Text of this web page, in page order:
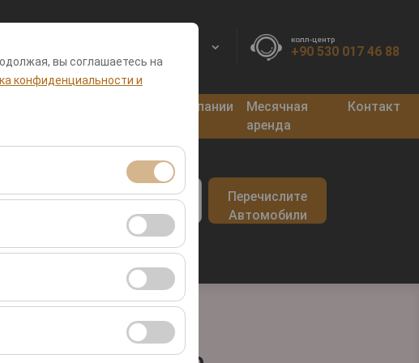
вы соглашаетесь на
конфиденциальности и
сеансами и
посетителей,
для оценки
с вашими
колл-центр
+90 530 017 46 88
Кампании
Месячная
аренда
Контакт
09:00
Перечислите
Автомобили
и Фетхие